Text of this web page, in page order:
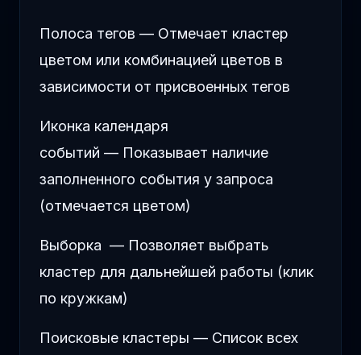
Полоса тегов — Отмечает кластер
цветом или комбинацией цветов в
зависимости от присвоенных тегов
Иконка календаря
событий — Показывает наличие
заполненного события у запроса
(отмечается цветом)
Выборка — Позволяет выбрать
кластер для дальнейшей работы (клик
по кружкам)
Поисковые кластеры — Список всех